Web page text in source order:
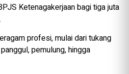
Ketenagakerjaan bagi tiga juta
profesi, mulai dari tukang
pemulung, hingga